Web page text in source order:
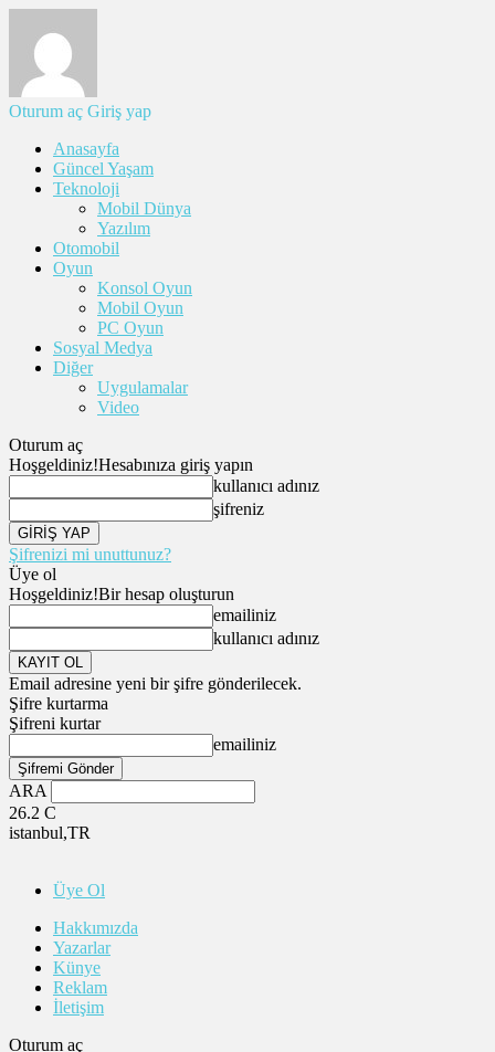
Oturum aç Giriş yap
Anasayfa
Güncel Yaşam
Teknoloji
Mobil Dünya
Yazılım
Otomobil
Oyun
Konsol Oyun
Mobil Oyun
PC Oyun
Sosyal Medya
Diğer
Uygulamalar
Video
Oturum aç
Hoşgeldiniz!Hesabınıza giriş yapın
kullanıcı adınız
şifreniz
Şifrenizi mi unuttunuz?
Üye ol
Hoşgeldiniz!Bir hesap oluşturun
emailiniz
kullanıcı adınız
Email adresine yeni bir şifre gönderilecek.
Şifre kurtarma
Şifreni kurtar
emailiniz
ARA
26.2 C
istanbul,TR
Üye Ol
Hakkımızda
Yazarlar
Künye
Reklam
İletişim
Oturum aç